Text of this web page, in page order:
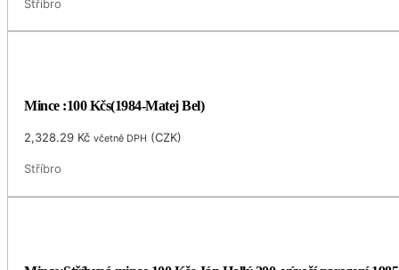
Stříbro
Mince :100 Kčs(1984-Matej Bel)
2,328.29 Kč včetně DPH (CZK)
Stříbro